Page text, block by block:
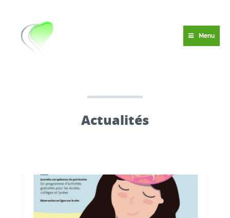
Actualités
Menu